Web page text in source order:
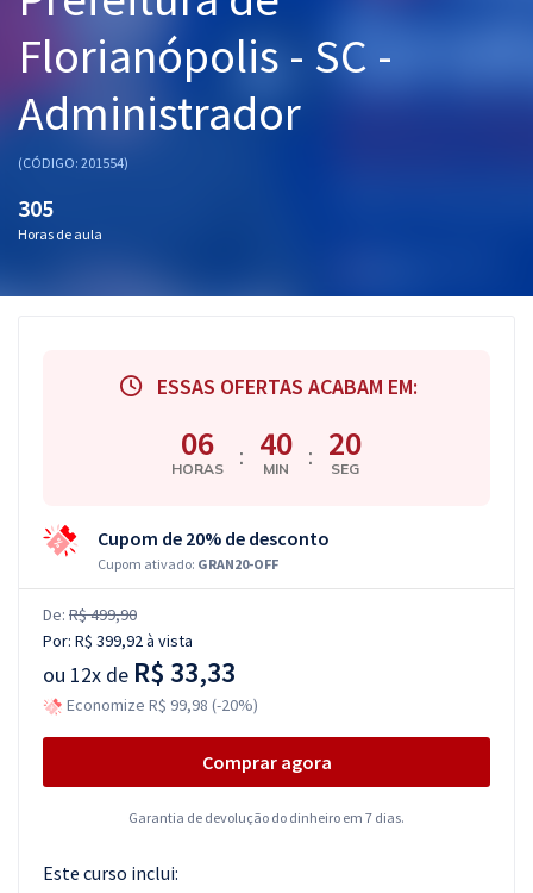
Graduação
OAB
Conteúdo gratuito
Florianópolis - SC -
Administrador
(CÓDIGO: 201554)
305
Horas de aula
ESSAS OFERTAS ACABAM EM:
06
HORAS : 40
MIN : 19
SEG
Cupom de 20% de desconto
Cupom ativado: GRAN20-OFF
De: R$ 499,90
Por: R$ 399,92à vista
ou 12x de R$ 33,33
Economize R$ 99,98 (-20%)
Comprar agora
Garantia de devolução do dinheiro em 7 dias.
Este curso inclui: